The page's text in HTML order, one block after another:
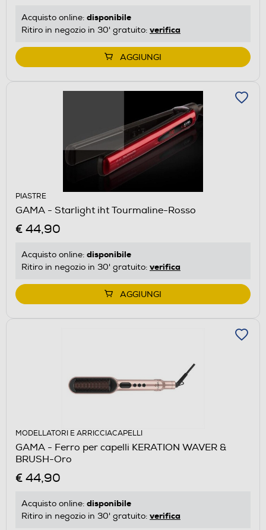
Acquisto online: disponibile
Ritiro in negozio in 30' gratuito: verifica
AGGIUNGI
PIASTRE
GAMA - Starlight iht Tourmaline-Rosso
€ 44,90
Acquisto online: disponibile
Ritiro in negozio in 30' gratuito: verifica
AGGIUNGI
MODELLATORI E ARRICCIACAPELLI
GAMA - Ferro per capelli KERATION WAVER &
BRUSH-Oro
€ 44,90
Acquisto online: disponibile
Ritiro in negozio in 30' gratuito: verifica